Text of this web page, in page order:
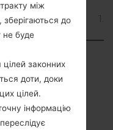
Android 7.x
Nougat
entries
Next
між
до
не буде
цілей законних
доти, доки
цілей.
інформацію